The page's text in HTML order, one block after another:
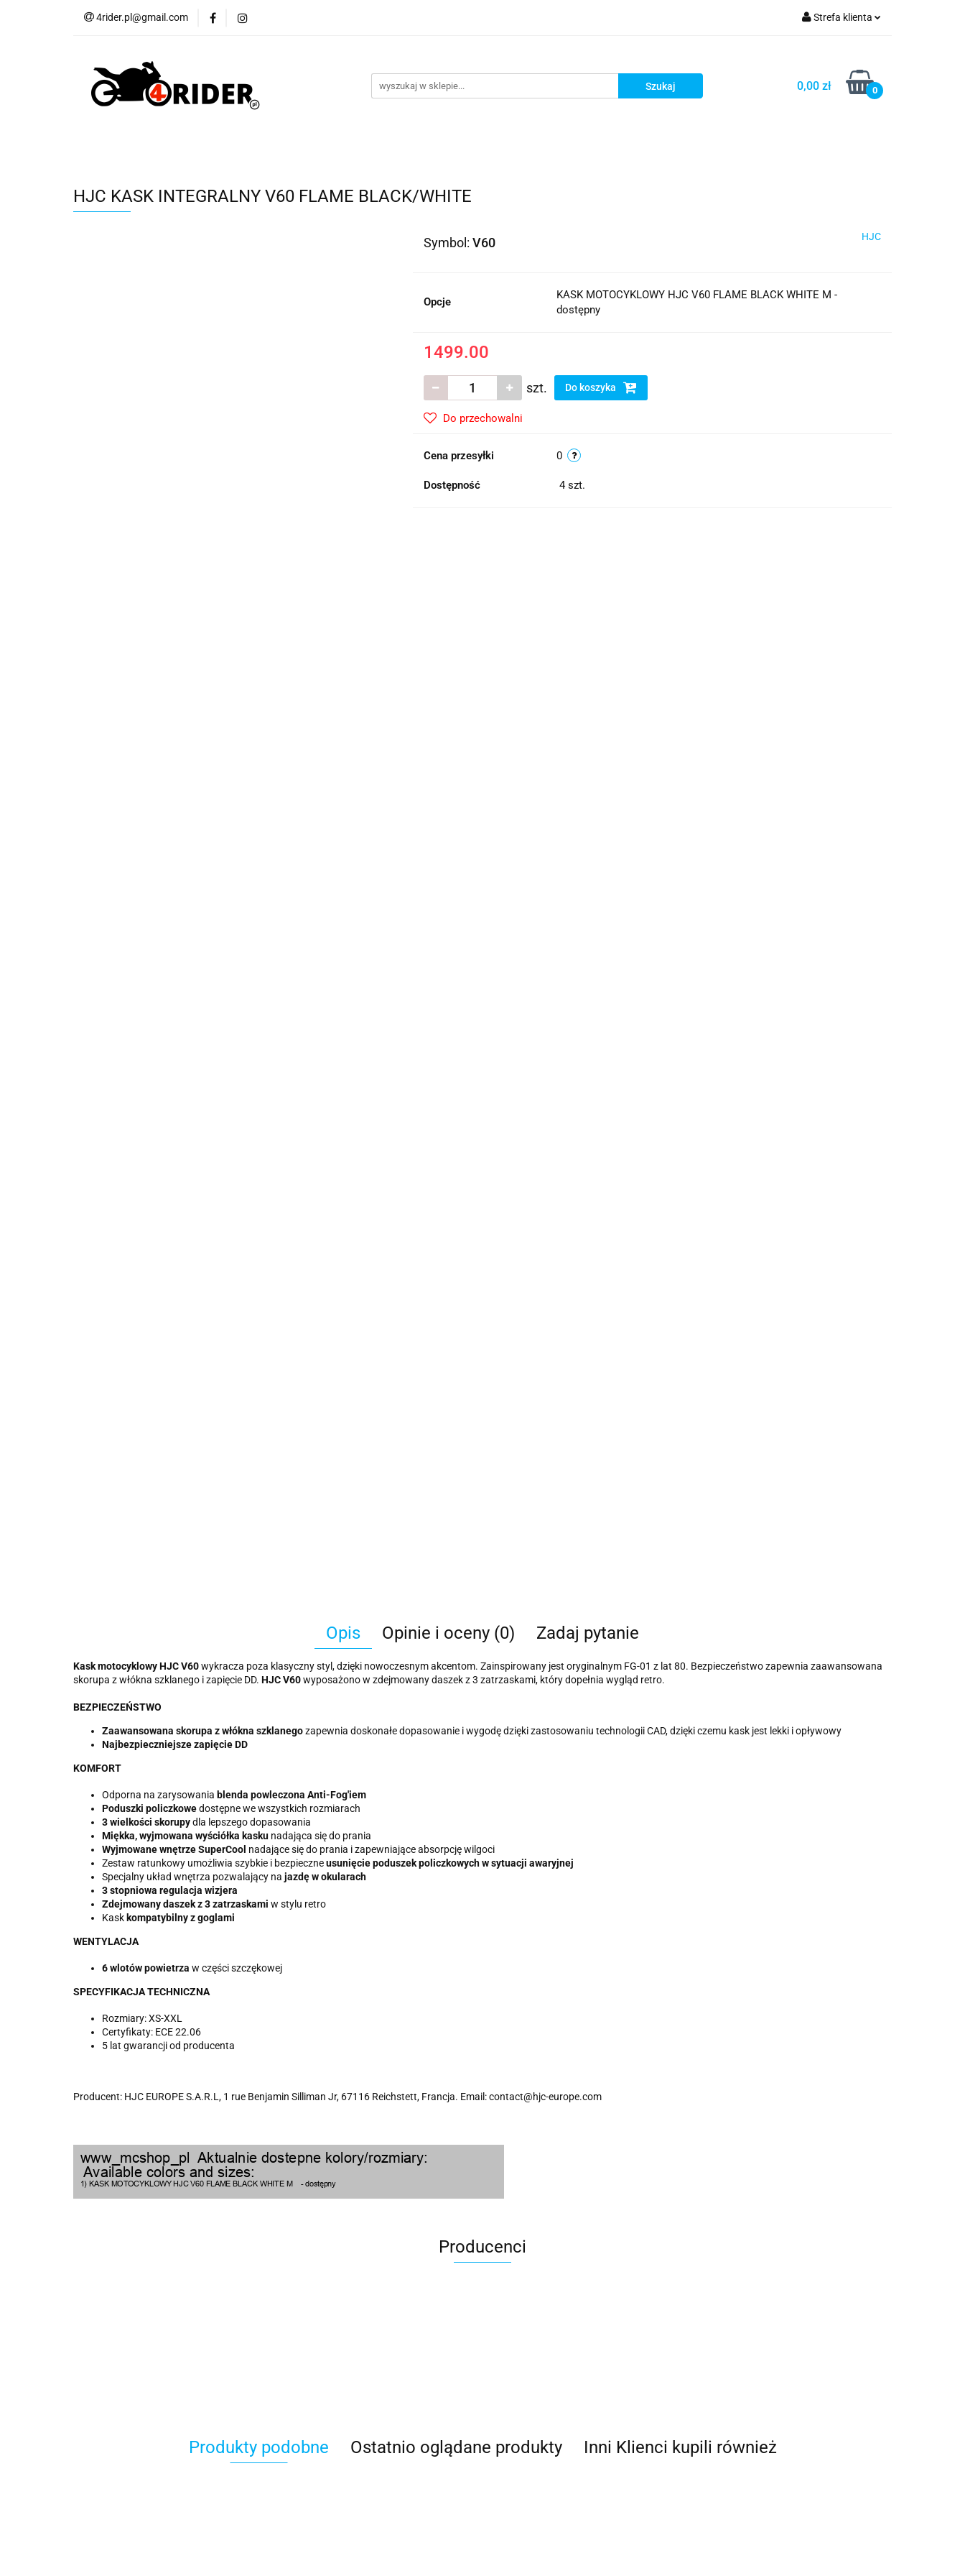
4rider.pl@gmail.com Strefa klienta
Zarejestruj się
Dodaj zgłoszenie
0,00 zł 0
Akcesoria motocyklowe
Dla dzieci Dla kobiet Cross i enduro Rowerowe
HJC KASK INTEGRALNY V60 FLAME BLACK/WHITE
Symbol: V60 HJC
Opcje
KASK MOTOCYKLOWY HJC V60 FLAME BLACK WHITE M -
dostępny
1499.00
szt. Do koszyka
Do przechowalni
Cena przesyłki 0
Dostępność 4 szt.
Opis Opinie i oceny (0) Zadaj pytanie
Kask motocyklowy HJC V60wykracza poza klasyczny styl, dzięki nowoczesnym akcentom. Zainspirowany jest oryginalnym FG-01 z lat 80. Bezpieczeństwo zapewnia zaawansowana
skorupa z włókna szklanego i zapięcie DD. HJC V60wyposażono w zdejmowany daszek z 3 zatrzaskami, który dopełnia wygląd retro.
BEZPIECZEŃSTWO
Zaawansowana skorupa z włókna szklanegozapewnia doskonałe dopasowanie i wygodę dzięki zastosowaniu technologii CAD, dzięki czemu kask jest lekki i opływowy
Najbezpieczniejsze zapięcie DD
KOMFORT
Odporna na zarysowania blenda powleczona Anti-Fog'iem
Poduszki policzkowedostępne we wszystkich rozmiarach
3 wielkości skorupydla lepszego dopasowania
Miękka, wyjmowana wyściółka kasku nadająca się do prania
Wyjmowane wnętrze SuperCool nadające się do prania i zapewniające absorpcję wilgoci
Zestaw ratunkowy umożliwia szybkie i bezpieczneusunięcie poduszek policzkowych w sytuacji awaryjnej
Specjalny układ wnętrza pozwalający na jazdę w okularach
3 stopniowa regulacja wizjera
Zdejmowany daszek z 3 zatrzaskami w stylu retro
Kask kompatybilny z goglami
WENTYLACJA
6 wlotów powietrza w części szczękowej
SPECYFIKACJA TECHNICZNA
Rozmiary: XS-XXL
Certyfikaty: ECE 22.06
5 lat gwarancji od producenta
Producent: HJC EUROPE S.A.R.L, 1 rue Benjamin Silliman Jr, 67116 Reichstett, Francja. Email: contact@hjc-europe.com
Producenci
100%
Produkty podobne Ostatnio oglądane produkty Inni Klienci kupili również